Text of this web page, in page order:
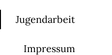
Jugendarbeit
Impressum